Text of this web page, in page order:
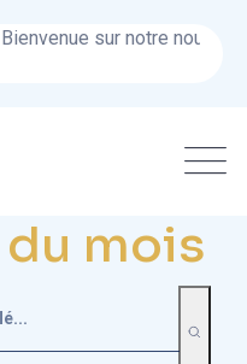
sur notre nouveau
mois